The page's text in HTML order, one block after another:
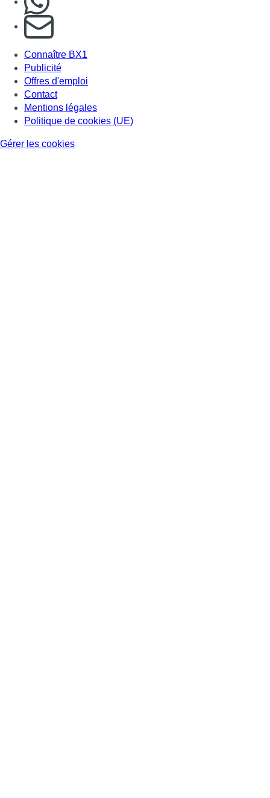
S'abonner à notre newsletter
Connaître BX1
Publicité
Offres d'emploi
Contact
Mentions légales
Politique de cookies (UE)
Gérer les cookies